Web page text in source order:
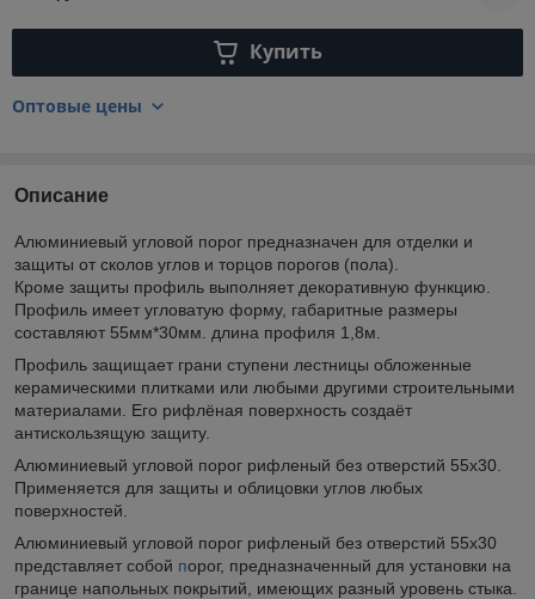
Купить
Оптовые цены
Описание
Алюминиевый угловой порог предназначен для отделки и
защиты от сколов углов и торцов порогов (пола).
Кроме защиты профиль выполняет декоративную функцию.
Профиль имеет угловатую форму, габаритные размеры
составляют 55мм*30мм. длина профиля 1,8м.
Профиль защищает грани ступени лестницы обложенные
керамическими плитками или любыми другими строительными
материалами. Его рифлёная поверхность создаёт
антискользящую защиту.
Алюминиевый угловой порог рифленый без отверстий 55х30.
Применяется для защиты и облицовки углов любых
поверхностей.
Алюминиевый угловой порог рифленый без отверстий 55х30
представляет собой порог, предназначенный для установки на
границе напольных покрытий, имеющих разный уровень стыка.